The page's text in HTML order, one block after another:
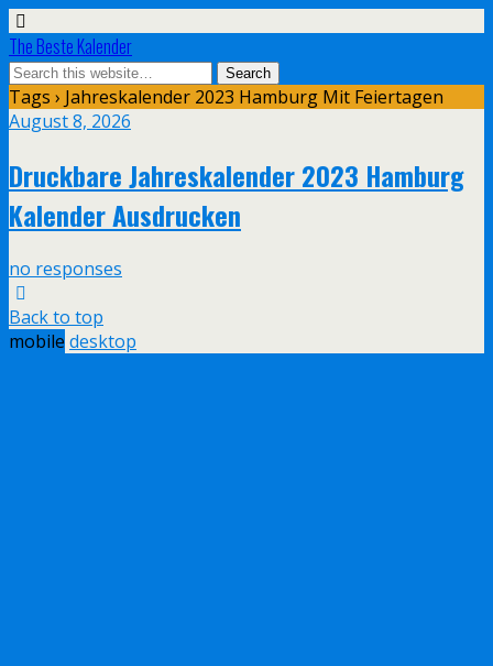
The Beste Kalender
Tags › Jahreskalender 2023 Hamburg Mit Feiertagen
August 8, 2026
Druckbare Jahreskalender 2023 Hamburg
Kalender Ausdrucken
no responses
Back to top
mobile desktop